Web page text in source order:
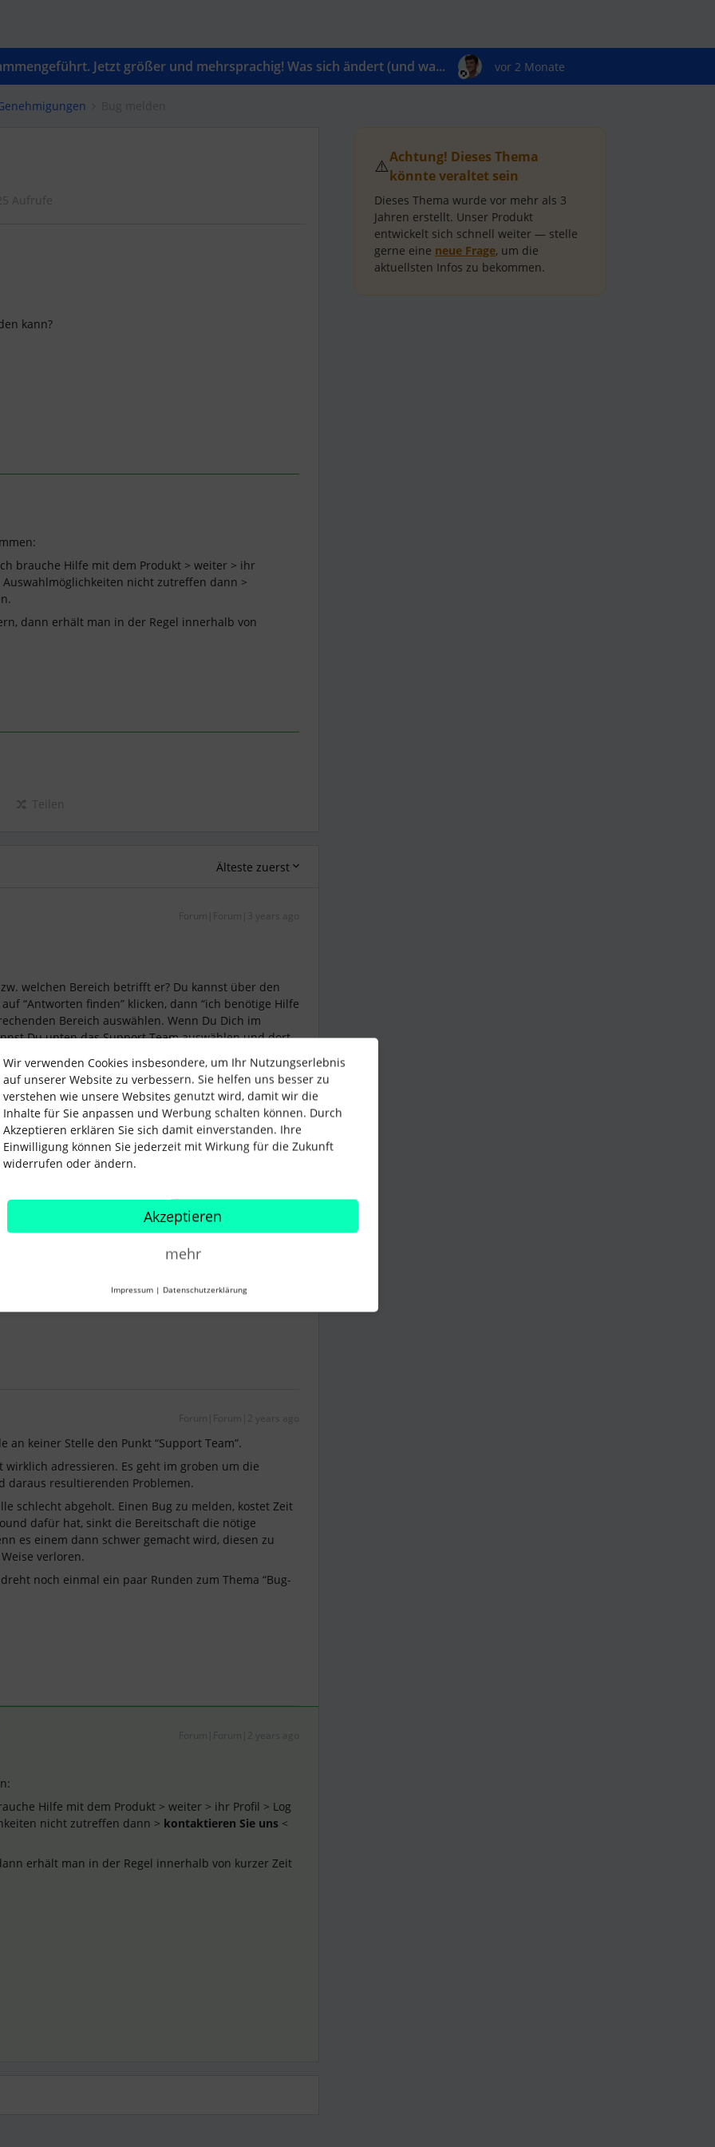
Jetzt größer und mehrsprachig! Was sich ändert (und wa... vor 2 Monate
Aufrufe
kann?
brauche Hilfe mit dem Produkt > weiter > ihr
nicht zutreffen dann >
dann erhält man in der Regel innerhalb von
Teilen
Älteste zuerst
Forum|Forum|3 years ago
welchen Bereich betrifft er? Du kannst über den
“Antworten finden” klicken, dann “ich benötige Hilfe
Bereich auswählen. Wenn Du Dich im
Du unten das Support Team auswählen und dort
Forum|Forum|3 years ago
Weg den Bug berichten?
Ich hoffe, Dir wird schnell weitergeholfen! Bei
in der Community leider die Hände gebunden. :)
Forum|Forum|2 years ago
an keiner Stelle den Punkt “Support Team”.
adressieren. Es geht im groben um die
daraus resultierenden Problemen.
schlecht abgeholt. Einen Bug zu melden, kostet Zeit
dafür hat, sinkt die Bereitschaft die nötige
es einem dann schwer gemacht wird, diesen zu
verloren.
noch einmal ein paar Runden zum Thema “Bug-
Hilfe mit dem Produkt > weiter > ihr Profil > Log
nicht zutreffen dann > kontaktieren Sie uns <
erhält man in der Regel innerhalb von kurzer Zeit
⚠️Achtung! Dieses Thema
könnte veraltet sein
Dieses Thema wurde vor mehr als 3
Jahren erstellt. Unser Produkt
entwickelt sich schnell weiter — stelle
gerne eine neue Frage, um die
aktuellsten Infos zu bekommen.
Wir verwenden Cookies insbesondere, um Ihr Nutzungserlebnis
auf unserer Website zu verbessern. Sie helfen uns besser zu
verstehen wie unsere Websites genutzt wird, damit wir die
Inhalte für Sie anpassen und Werbung schalten können. Durch
Akzeptieren erklären Sie sich damit einverstanden. Ihre
Einwilligung können Sie jederzeit mit Wirkung für die Zukunft
widerrufen oder ändern.
Akzeptieren
mehr
Impressum | Datenschutzerklärung